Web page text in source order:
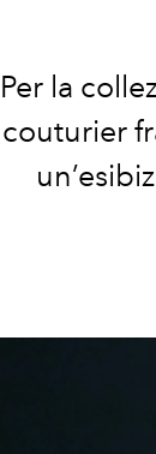
Per la
couturier